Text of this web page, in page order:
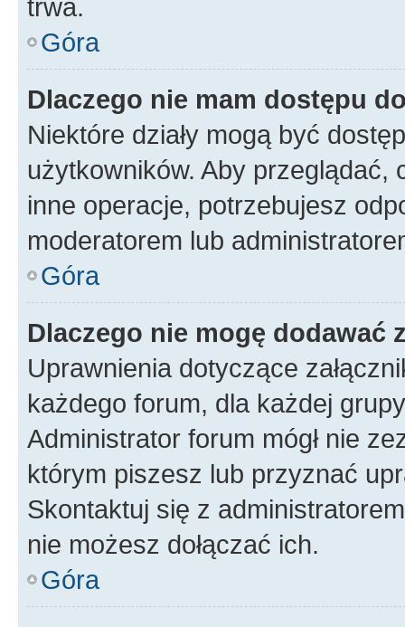
trwa.
Góra
Dlaczego nie mam dostępu
Niektóre działy mogą być
użytkowników. Aby
inne operacje, potrzebujesz
moderatorem lub
Góra
Dlaczego nie mogę dodawać
Uprawnienia dotyczące
każdego forum, dla każdej
Administrator forum mógł nie
którym piszesz lub przyznać
Skontaktuj się z
nie możesz dołączać ich.
Góra